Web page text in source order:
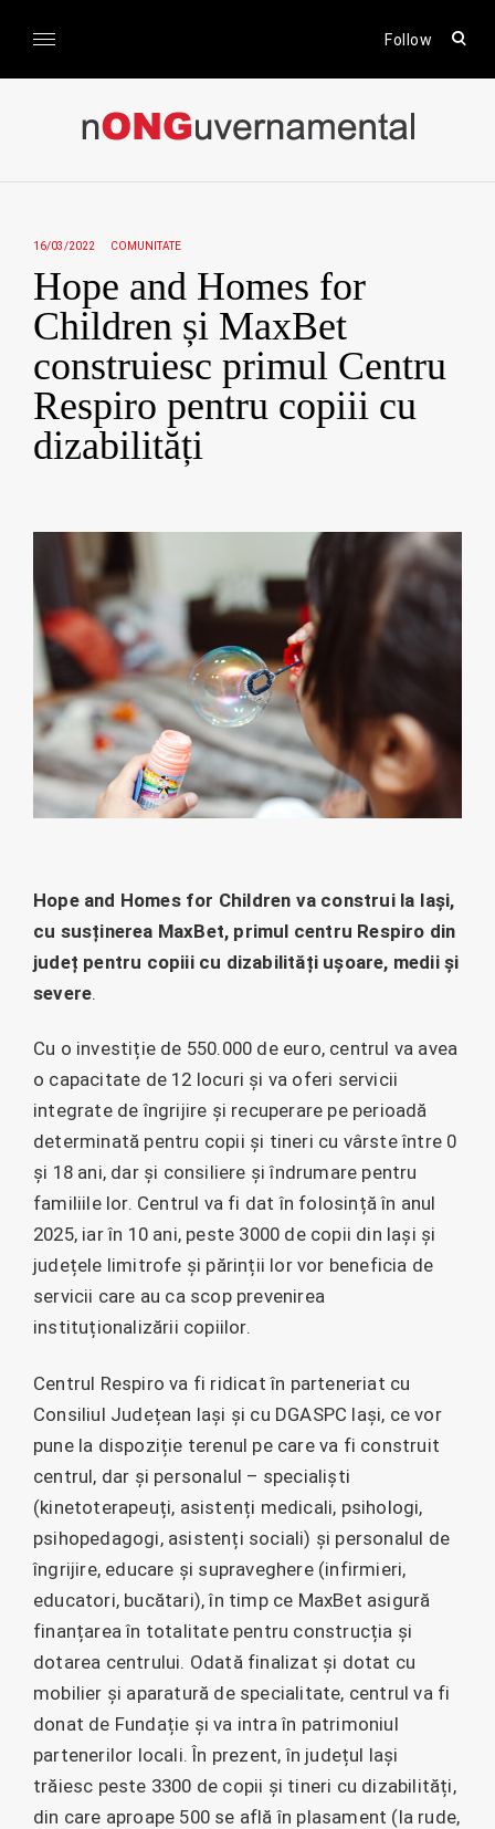
Follow
open
form
nONGuvernamental
16/03/2022 COMUNITATE
Hope and Homes for
Children și MaxBet
construiesc primul Centru
Respiro pentru copiii cu
dizabilități
Hope and Homes for Children va construi la Iași,
cu susținerea MaxBet, primul centru Respiro din
județ pentru copiii cu dizabilități ușoare, medii și
severe.
Cu o investiție de 550.000 de euro, centrul va avea
o capacitate de 12 locuri și va oferi servicii
integrate de îngrijire și recuperare pe perioadă
determinată pentru copii și tineri cu vârste între 0
și 18 ani, dar și consiliere și îndrumare pentru
familiile lor. Centrul va fi dat în folosință în anul
2025, iar în 10 ani, peste 3000 de copii din Iași și
județele limitrofe și părinții lor vor beneficia de
servicii care au ca scop prevenirea
instituționalizării copiilor.
Centrul Respiro va fi ridicat în parteneriat cu
Consiliul Județean Iași și cu DGASPC Iași, ce vor
pune la dispoziție terenul pe care va fi construit
centrul, dar și personalul – specialiști
(kinetoterapeuți, asistenți medicali, psihologi,
psihopedagogi, asistenți sociali) și personalul de
îngrijire, educare și supraveghere (infirmieri,
educatori, bucătari), în timp ce MaxBet asigură
finanțarea în totalitate pentru construcția și
dotarea centrului. Odată finalizat și dotat cu
mobilier și aparatură de specialitate, centrul va fi
donat de Fundație și va intra în patrimoniul
partenerilor locali. În prezent, în județul Iași
trăiesc peste 3300 de copii și tineri cu dizabilități,
din care aproape 500 se află în plasament (la rude,